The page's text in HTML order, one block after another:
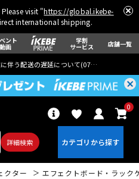
Please visit "https://global.ikebe-
international shipping.
ント
動画
学割
サービス 店舗一覧
伴う配送の遅延について(07月29日
詳細検索
0
クター エフェクトボード・ラック